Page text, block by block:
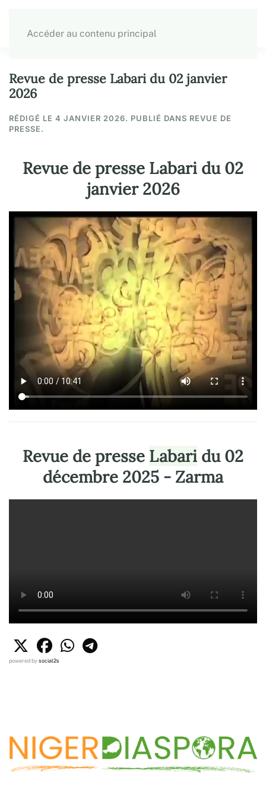
Accéder au contenu principal
Revue de presse Labari du 02 janvier
2026
RÉDIGÉ LE 4 JANVIER 2026. PUBLIÉ DANS REVUE DE
PRESSE.
Revue de presse Labari du 02
janvier 2026
Revue de presse Labari du 02
décembre 2025 - Zarma
powered bysocial2s